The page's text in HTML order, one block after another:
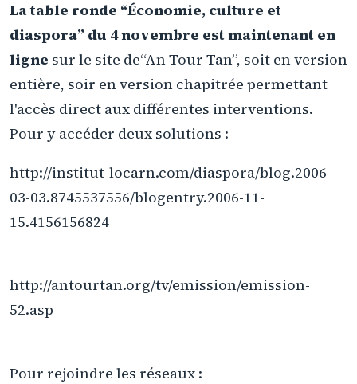
La table ronde “Économie, culture et
diaspora” du 4 novembre est maintenant en
ligne sur le site de“An Tour Tan”, soit en version
entière, soir en version chapitrée permettant
l'accès direct aux différentes interventions.
Pour y accéder deux solutions :
http://institut-locarn.com/diaspora/blog.2006-
03-03.8745537556/blogentry.2006-11-
15.4156156824
http://antourtan.org/tv/emission/emission-
52.asp
Pour rejoindre les réseaux :